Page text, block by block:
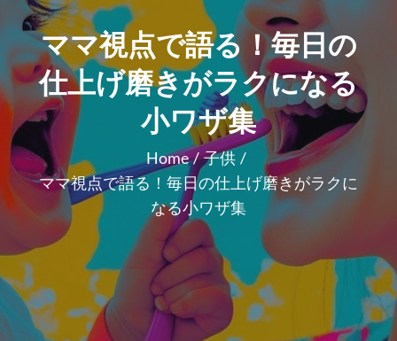
ママ視点で語る！毎日の
仕上げ磨きがラクになる
小ワザ集
Home
子供
ママ視点で語る！毎日の仕上げ磨きがラクに
なる小ワザ集